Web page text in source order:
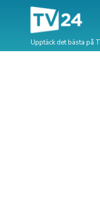
Upptäck det bästa på